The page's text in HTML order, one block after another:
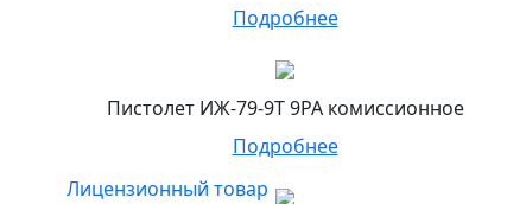
Подробнее
Пистолет ИЖ-79-9Т 9РА комиссионное
Подробнее
Лицензионный товар